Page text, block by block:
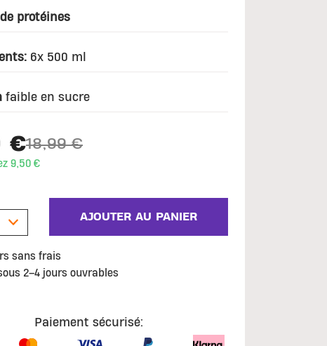
protéines
6x 500 ml
faible en sucre
€Price reduced from
18,99 €
to
9,50 €
AJOUTER AU PANIER
sans frais
2–4 jours ouvrables
Paiement sécurisé: